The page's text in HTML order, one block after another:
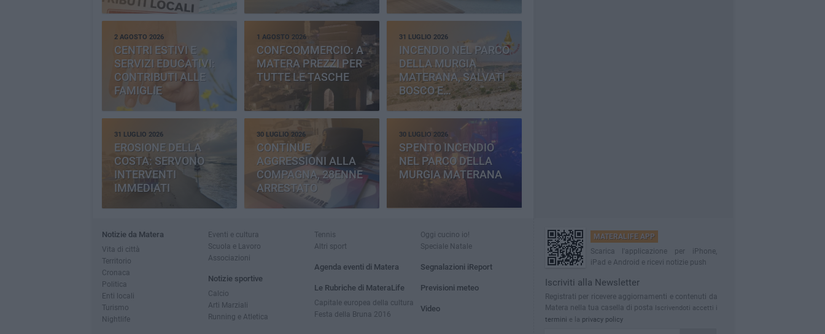
2 AGOSTO 2026
CENTRI ESTIVI E
SERVIZI EDUCATIVI:
CONTRIBUTI ALLE
FAMIGLIE
1 AGOSTO 2026
CONFCOMMERCIO: A
MATERA PREZZI PER
TUTTE LE TASCHE
31 LUGLIO 2026
INCENDIO NEL PARCO
DELLA MURGIA
MATERANA, SALVATI
BOSCO E
CEMENTERIA
31 LUGLIO 2026
EROSIONE DELLA
COSTA: SERVONO
INTERVENTI
IMMEDIATI
30 LUGLIO 2026
CONTINUE
AGGRESSIONI ALLA
COMPAGNA, 28ENNE
ARRESTATO
30 LUGLIO 2026
SPENTO INCENDIO
NEL PARCO DELLA
MURGIA MATERANA
Notizie da Matera
Vita di città
Territorio
Cronaca
Politica
Enti locali
Turismo
Nightlife
Eventi e cultura
Scuola e Lavoro
Associazioni
Notizie sportive
Calcio
Arti Marziali
Running e Atletica
Tennis
Altri sport
Agenda eventi di Matera
Le Rubriche di MateraLife
Capitale europea della cultura
Festa della Bruna 2016
Oggi cucino io!
Speciale Natale
Segnalazioni iReport
Previsioni meteo
Video
MATERALIFE APP
Scarica l'applicazione per iPhone,
iPad e Android e ricevi notizie push
Iscriviti alla Newsletter
Registrati per ricevere aggiornamenti e contenuti da
Matera nella tua casella di posta Iscrivendoti accetti i
termini e la privacy policy